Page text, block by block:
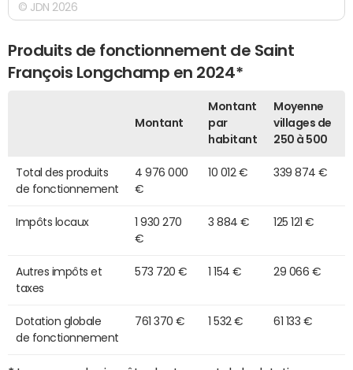
© JDN 2026
Produits de fonctionnement de Saint
François Longchamp en 2024*
Montant
Montant
par
habitant
Moyenne
villages de
250 à 500
Total des produits
de fonctionnement
4 976 000
€
10 012 € 339 874 €
Impôts locaux
1 930 270
€
3 884 € 125 121 €
Autres impôts et
taxes
573 720 € 1 154 € 29 066 €
Dotation globale
de fonctionnement
761 370 € 1 532 € 61 133 €